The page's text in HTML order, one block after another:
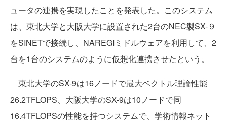
ュータの連携を実現したことを発表した。このシステム
は、東北大学と大阪大学に設置された2台のNEC製SX-９
をSINETで接続し、NAREGIミドルウェアを利用して、2
台を1台のシステムのように仮想化連携させたという。
東北大学のSX-9は16ノードで最大ベクトル理論性能
26.2TFLOPS、大阪大学のSX-9は10ノードで同
16.4TFLOPSの性能を持つシステムで、学術情報ネット